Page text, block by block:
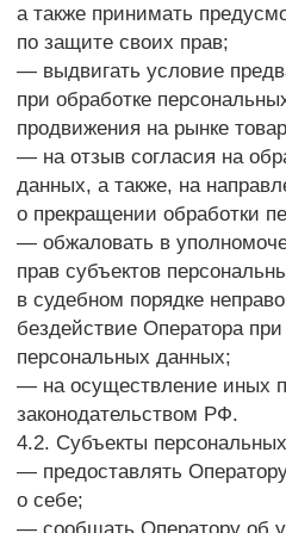
персональных данных
электронной почты
7. Условия обработки персональных
7.1. Обработка персональных данных
осуществляется с согласия субъекта
данных на обработку его персональных
7.2. Обработка персональных данных
международным договором
или законом, для осуществления
законодательством Российской
на оператора функций, полномочий и
7.3. Обработка персональных данных
для осуществления правосудия,
судебного акта, акта другого органа или
должностного лица, подлежащих
в соответствии с законодательством
Федерации об исполнительном
7.4. Обработка персональных данных
для исполнения договора, стороной
выгодоприобретателем или поручителем
по которому является субъект
данных, а также для заключения
по инициативе субъекта персональных
договора, по которому субъект